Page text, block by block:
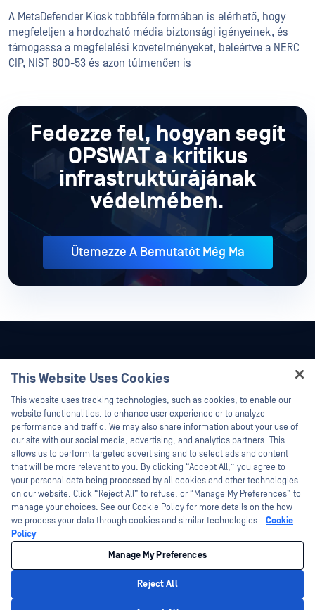
A MetaDefender Kiosk többféle formában is elérhető, hogy
megfeleljen a hordozható média biztonsági igényeinek, és
támogassa a megfelelési követelményeket, beleértve a NERC
CIP, NIST 800-53 és azon túlmenően is
Fedezze fel, hogyan segít
OPSWAT akritikus
infrastruktúrájának
védelmében.
Ütemezze A Bemutatót Még Ma
©2026 OPSWAT . Minden jog fenntartva. OPSWAT, MetaDefender, Metascan,
MetaAccess, az OPSWAT , Trust no File. Trust No Device., OPSWAT , Protecting the
World's Critical Infrastructure, Deep CDR™ Technology, InQuest, az InQuest logó,
DFI, RetroHunt, Deep File Inspection és Join the Hunt az OPSWAT védjegyei. A
harmadik felek védjegyei a megfelelő tulajdonosok tulajdonát képezik.
Adatvédelmi szabályzat
Az Ön kaliforniai adatvédelmi választási
This Website Uses Cookies
This website uses tracking technologies, such as cookies, to enable our
website functionalities, to enhance user experience or to analyze
performance and traffic. We may also share information about your use of
our site with our social media, advertising, and analytics partners. This
allows us to perform targeted advertising and to select ads and content
that will be more relevant to you. By clicking “Accept All,” you agree to
your personal data being processed by all cookies and other technologies
on our website. Click “Reject All” to refuse, or “Manage My Preferences” to
manage your choices. See our Cookie Policy for more details on the how
we process your data through cookies and similar technologies: Cookie
Policy
Manage My Preferences
Reject All
Hey there!
I'm Ozzy, your OPSWAT virtual assistant.
How can I help you secure what's critical
today?